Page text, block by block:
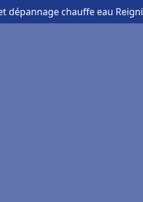
dépannage chauffe eau